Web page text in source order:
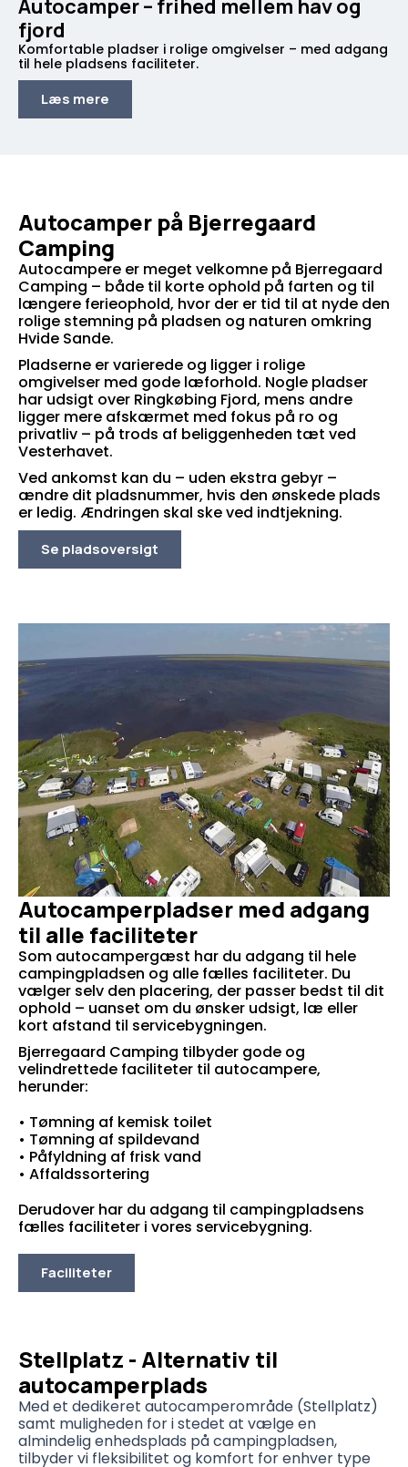
Autocamper – frihed mellem hav og
fjord
Komfortable pladser i rolige omgivelser – med adgang
til hele pladsens faciliteter.
Læs mere
Autocamper på Bjerregaard
Camping
Autocampere er meget velkomne på Bjerregaard
Camping – både til korte ophold på farten og til
længere ferieophold, hvor der er tid til at nyde den
rolige stemning på pladsen og naturen omkring
Hvide Sande.
Pladserne er varierede og ligger i rolige
omgivelser med gode læforhold. Nogle pladser
har udsigt over Ringkøbing Fjord, mens andre
ligger mere afskærmet med fokus på ro og
privatliv – på trods af beliggenheden tæt ved
Vesterhavet.
Ved ankomst kan du – uden ekstra gebyr –
ændre dit pladsnummer, hvis den ønskede plads
er ledig. Ændringen skal ske ved indtjekning.
Se pladsoversigt
Autocamperpladser med adgang
til alle faciliteter
Som autocampergæst har du adgang til hele
campingpladsen og alle fælles faciliteter. Du
vælger selv den placering, der passer bedst til dit
ophold – uanset om du ønsker udsigt, læ eller
kort afstand til servicebygningen.
Bjerregaard Camping tilbyder gode og
velindrettede faciliteter til autocampere,
herunder:
• Tømning af kemisk toilet
• Tømning af spildevand
• Påfyldning af frisk vand
• Affaldssortering
Derudover har du adgang til campingpladsens
fælles faciliteter i vores servicebygning.
Faciliteter
Stellplatz - Alternativ til
autocamperplads
Med et dedikeret autocamperområde (Stellplatz)
samt muligheden for i stedet at vælge en
almindelig enhedsplads på campingpladsen,
tilbyder vi fleksibilitet og komfort for enhver type